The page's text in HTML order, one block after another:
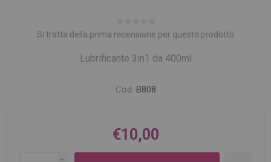
Si tratta della prima recensione per questo prodotto
Lubrificante 3in1 da 400ml
Cod: B808
€10,00
i